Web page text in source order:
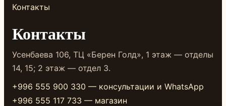
Контакты
Контакты
Усенбаева 106, ТЦ «Берен Голд», 1 этаж — отделы
14, 15; 2 этаж — отдел 3.
+996 555 900 330 — консультации и WhatsApp
+996 555 117 733 — магазин